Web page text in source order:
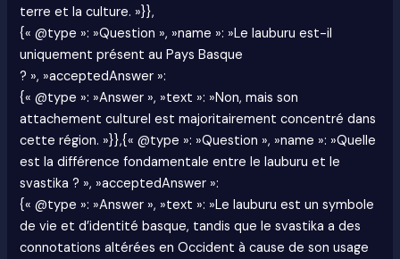
terre et la culture. »}},
{« @type »: »Question », »name »: »Le lauburu est-il
uniquement présent au Pays Basque
? », »acceptedAnswer »:
{« @type »: »Answer », »text »: »Non, mais son
attachement culturel est majoritairement concentré dans
cette région. »}},{« @type »: »Question », »name »: »Quelle
est la différence fondamentale entre le lauburu et le
svastika ? », »acceptedAnswer »:
{« @type »: »Answer », »text »: »Le lauburu est un symbole
de vie et d’identité basque, tandis que le svastika a des
connotations altérées en Occident à cause de son usage